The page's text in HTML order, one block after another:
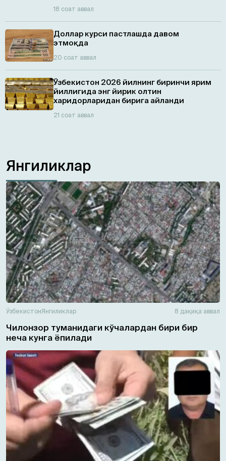
18 соат аввал
Доллар курси пастлашда давом
этмоқда
20 соат аввал
Ўзбекистон 2026 йилнинг биринчи ярим
йиллигида энг йирик олтин
харидорларидан бирига айланди
21 соат аввал
Янгиликлар
ЎзбекистонЯнгиликлар 8 дақиқа аввал
Чилонзор туманидаги кўчалардан бири бир
неча кунга ёпилади